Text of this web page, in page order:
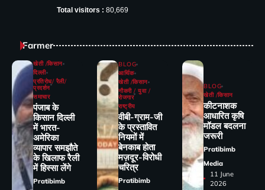
Total visitors : 80,669
Farmer
खेती /किसान
दिल्ली
प्रतिरोध/ रैली/
प्रदर्शन
समाचार
पंजाब के
किसान दिल्ली
में भारत-
अमेरिका
व्यापार समझौते
के खिलाफ रैली
में हिस्सा लेंगे
Pratibimb
BLOG
आर्थिक
खेती /किसान
नौकरी / युवा /
रोजगार
राष्ट्रीय
वीबी-ग्राम-जी
के प्रस्तावित
नियमों में
बेनकाब होता
मज़दूर-विरोधी
चरित्र
Pratibimb
BLOG
खेती /किसान
कीटनाशक
आधारित कृषि
मॉडल बदलना
जरूरी
Pratibimb
Media
11 June
2026